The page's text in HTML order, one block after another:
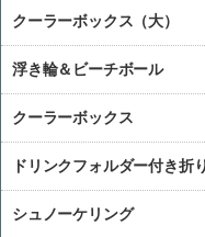
クーラーボックス（大）
浮き輪＆ビーチボール
クーラーボックス
ドリンクフォルダー付き
シュノーケリング